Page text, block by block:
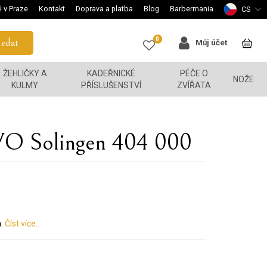
v Praze Kontakt Doprava a platba Blog Barbermania CS
0 Můj účet
ŽEHLIČKY A
KULMY
KADEŘNICKÉ
PŘÍSLUŠENSTVÍ
PÉČE O
ZVÍŘATA
NOŽE
Solingen 404 000
Číst více..